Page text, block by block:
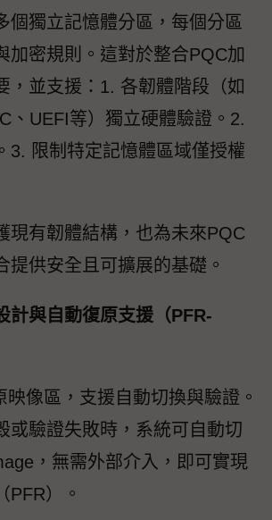
個獨立記憶體分區，每個分區
加密規則。這對於整合PQC加
，並支援：1. 各韌體階段（如
、UEFI等）獨立硬體驗證。2.
3. 限制特定記憶體區域僅授權
現有韌體結構，也為未來PQC
提供安全且可擴展的基礎。
計與自動復原支援（PFR-
像區，支援自動切換與驗證。
或驗證失敗時，系統可自動切
，無需外部介入，即可實現
PFR）。